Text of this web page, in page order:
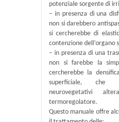
potenziale sorgente di
– in presenza di una
non si darebbero
si cercherebbe di
contenzione dell’organo
– in presenza di una
non si farebbe la
cercherebbe la
superficiale, che
neurovegetativi
termoregolatore.
Questo manuale offre